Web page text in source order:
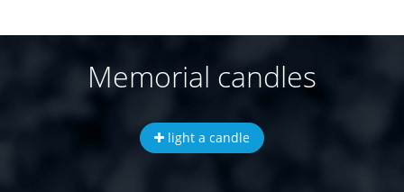
Memorial candles
light a candle